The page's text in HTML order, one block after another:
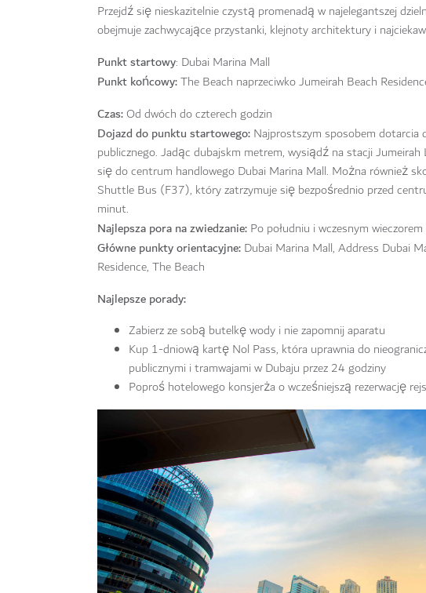
Przejdź się nieskazitelnie czystą promenadą w najelegantszej
obejmuje zachwycające przystanki, klejnoty architektury i
Punkt startowy: Dubai Marina Mall
Punkt końcowy:The Beach naprzeciwko Jumeirah Beach
Czas: Od dwóch do czterech godzin
Dojazd do punktu startowego: Najprostszym sposobem
publicznego. Jadąc dubajskm metrem, wysiądź na stacji
się do centrum handlowego Dubai Marina Mall. Można również
Shuttle Bus (F37), który zatrzymuje się bezpośrednio przed
minut.
Najlepsza pora na zwiedzanie: Po południu i wczesnym wieczorem
Główne punkty orientacyjne: Dubai Marina Mall, Address Dubai
Residence, The Beach
Najlepsze porady:
Zabierz ze sobą butelkę wody i nie zapomnij aparatu
Kup 1-dniową kartę Nol Pass, która uprawnia do
publicznymi i tramwajami w Dubaju przez 24 godziny
Poproś hotelowego konsjerża o wcześniejszą rezerwację